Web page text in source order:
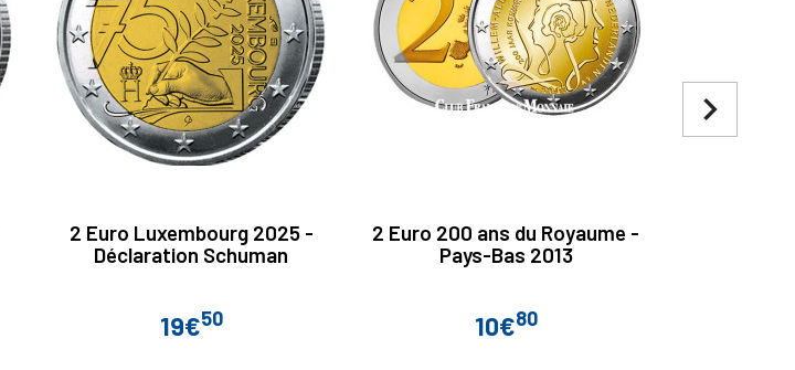
2 Euro Luxembourg 2025 -
Déclaration Schuman
Prix
19€50
2 Euro 200 ans du Royaume -
Pays-Bas 2013
Prix
10€80
navigate_next